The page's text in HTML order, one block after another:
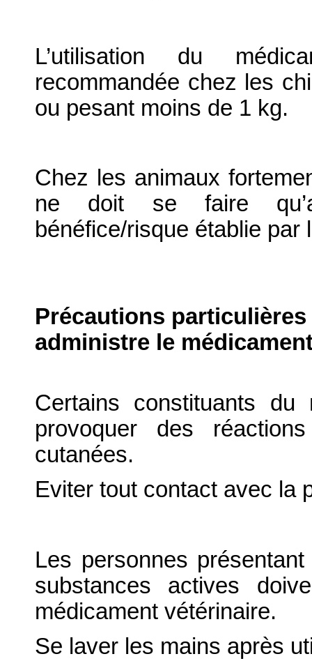
L’utilisation du
recommandée chez les
ou pesant moins de 1 kg.
Chez les animaux
ne doit se faire
bénéfice/risque établie
Précautions
administre le
Certains constituants du
provoquer des
cutanées.
Eviter tout contact avec la
Les personnes
substances actives
médicament vétérinaire.
Se laver les mains après